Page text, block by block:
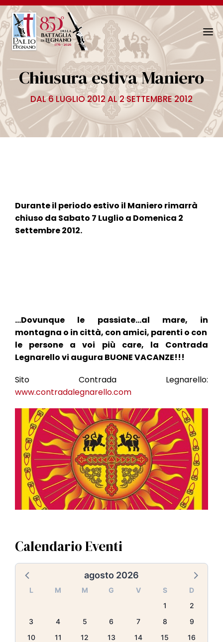
N
v
a
z
i
o
Chiusura estiva Maniero
DAL 6 LUGLIO 2012 AL 2 SETTEMBRE 2012
Durante il periodo estivo il Maniero rimarrà
chiuso da Sabato 7 Luglio a Domenica 2
Settembre 2012.
…Dovunque le passiate…al mare, in
montagna o in città, con amici, parenti o con
le persone a voi più care, la Contrada
Legnarello vi augura BUONE VACANZE!!!
Sito Contrada Legnarello:
www.contradalegnarello.com
Calendario Eventi
agosto 2026
L M M G V S
D
1
2
3
4 5 6 7 8
9
10
11 12 13 14 15
16